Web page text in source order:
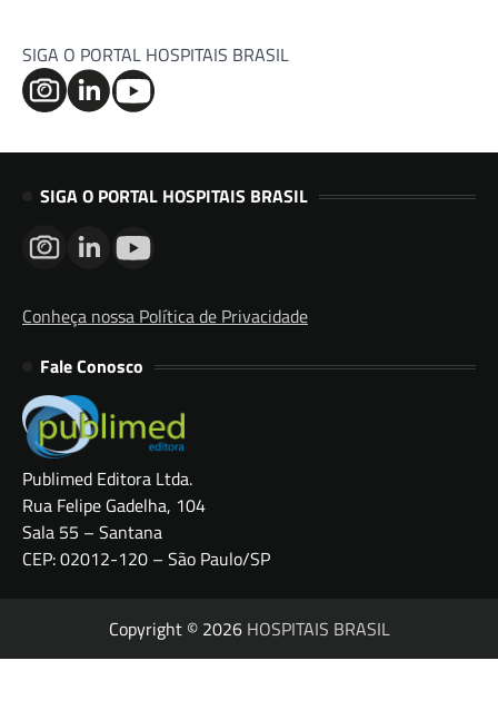
SIGA O PORTAL HOSPITAIS BRASIL
SIGA O PORTAL HOSPITAIS BRASIL
Conheça nossa Política de Privacidade
Fale Conosco
Publimed Editora Ltda.
Rua Felipe Gadelha, 104
Sala 55 – Santana
CEP: 02012-120 – São Paulo/SP
Copyright © 2026 HOSPITAIS BRASIL